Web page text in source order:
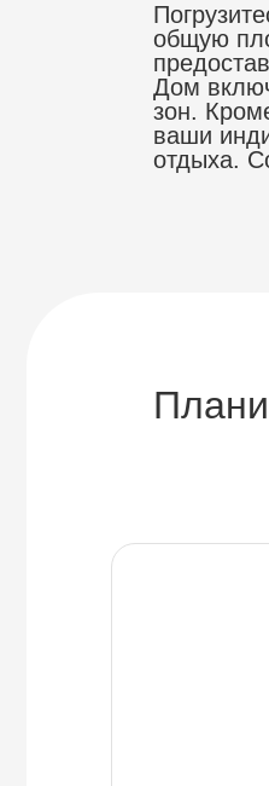
общую
Дом
зон.
ваши
отдыха.